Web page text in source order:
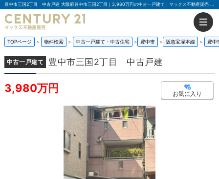
TOPページ 物件検索 中古一戸建て・中古住宅 豊中市 阪急宝塚本線 豊
中古一戸建て 豊中市三国2丁目 中古戸建
3,980万円 お気に入り